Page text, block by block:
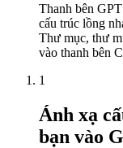
Thanh bên
cấu trúc lồng
Thư mục, thư
vào thanh bên
1
Ánh xạ
bạn vào